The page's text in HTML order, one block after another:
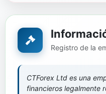
Registro de la
CTForex Ltd es una
financieros legalmente